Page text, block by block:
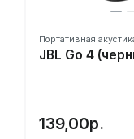
Портативная
JBL Go 4
139,00р.